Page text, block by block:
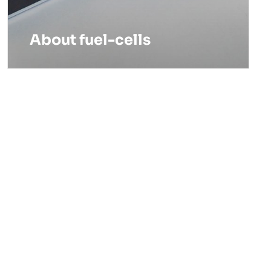
About fuel-cells